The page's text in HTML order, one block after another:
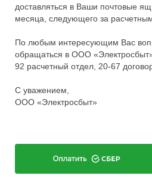
доставляться в Ваши почтовые
месяца, следующего за
По любым интересующим Вас
обращаться в ООО
92 расчетный отдел, 20-67
С уважением,
ООО «Электросбыт»